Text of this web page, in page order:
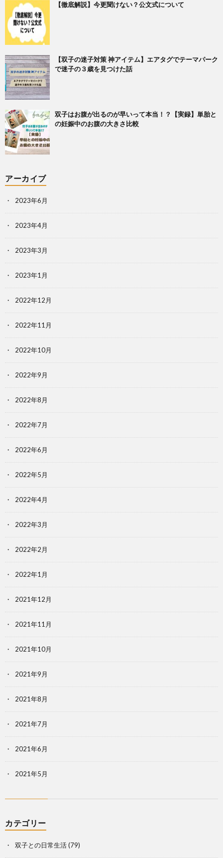
【徹底解説】今更聞けない？公文式について
【双子の迷子対策 神アイテム】エアタグでテーマパーク
で迷子の３歳を見つけた話
双子はお腹が出るのが早いって本当！？【実録】単胎と
の妊娠中のお腹の大きさ比較
アーカイブ
2023年6月
2023年4月
2023年3月
2023年1月
2022年12月
2022年11月
2022年10月
2022年9月
2022年8月
2022年7月
2022年6月
2022年5月
2022年4月
2022年3月
2022年2月
2022年1月
2021年12月
2021年11月
2021年10月
2021年9月
2021年8月
2021年7月
2021年6月
2021年5月
カテゴリー
双子との日常生活(79)